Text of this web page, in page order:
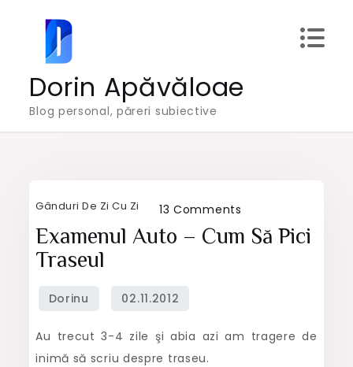
content
Dorin Apăvăloae
Blog personal, păreri subiective
Gânduri De Zi Cu Zi 13 Comments
Examenul
pici
Examenul Auto – Cum Să Pici
Traseul
Au trecut 3-4 zile şi abia azi am tragere de
inimă să scriu despre traseu.